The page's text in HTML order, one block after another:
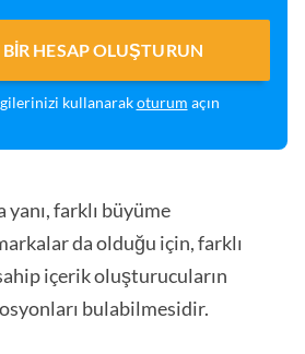
BIR HESAP OLUŞTURUN
kullanarakoturum açın
farklı büyüme
da olduğu için, farklı
içerik oluşturucuların
bulabilmesidir.